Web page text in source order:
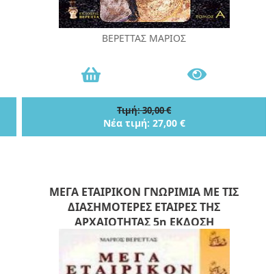
ΒΕΡΕΤΤΑΣ ΜΑΡΙΟΣ
Τιμή: 30,00 €
Νέα τιμή: 27,00 €
ΜΕΓΑ ΕΤΑΙΡΙΚΟΝ ΓΝΩΡΙΜΙΑ ΜΕ ΤΙΣ
ΔΙΑΣΗΜΟΤΕΡΕΣ ΕΤΑΙΡΕΣ ΤΗΣ
ΑΡΧΑΙΟΤΗΤΑΣ 5η ΕΚΔΟΣΗ